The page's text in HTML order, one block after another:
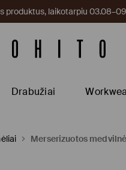
laikotarpiu
Drabužiai
Merserizuotos